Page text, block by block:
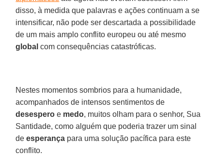
disso, à medida que palavras e ações continuam a se
intensificar, não pode ser descartada a possibilidade
de um mais amplo conflito europeu ou até mesmo
global com consequências catastróficas.
Nestes momentos sombrios para a humanidade,
acompanhados de intensos sentimentos de
desespero e medo, muitos olham para o senhor, Sua
Santidade, como alguém que poderia trazer um sinal
deesperança para uma solução pacífica para este
conflito.